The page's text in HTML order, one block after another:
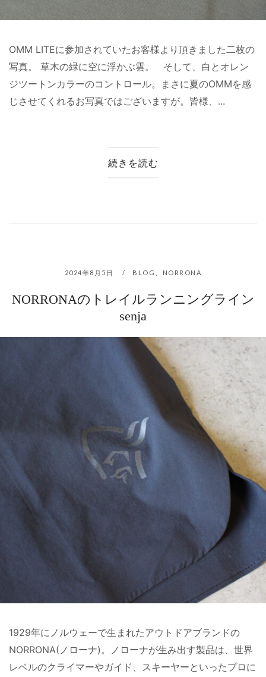
OMM LITEに参加されていたお客様より頂きました二枚の
写真。 草木の緑に空に浮かぶ雲。 そして、白とオレン
ジツートンカラーのコントロール。まさに夏のOMMを感
じさせてくれるお写真ではございますが。皆様、...
続きを読む
2024年8月5日 BLOG NORRONA
NORRONAのトレイルランニングライン
senja
1929年にノルウェーで生まれたアウトドアブランドの
NORRONA(ノローナ)。ノローナが生み出す製品は、世界
レベルのクライマーやガイド、スキーヤーといったプロに